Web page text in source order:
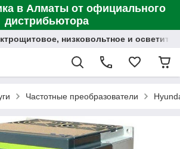
в Алматы от официального
дистрибьютора
низковольтное и
Частотные преобразователи